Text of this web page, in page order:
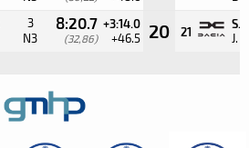
3
N3
8:20.7
(32,86)
+3:14.0
+46.5 20 21
S.
J.